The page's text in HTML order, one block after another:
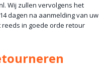
Wij zullen vervolgens het
dagen na aanmelding van uw
in goede orde retour